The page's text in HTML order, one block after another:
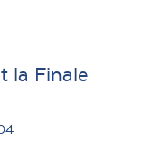
la Finale